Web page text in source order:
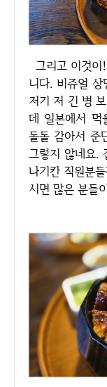
그리고 이것이! 저의 히츠마부시! 장어덮밥 되시겠습
니다. 비쥬얼
저기 저 긴 병
데 일본에서 먹
돌돌 감아서 준
그렇지 않네요.
나기칸 직원분
시면 많은 분들